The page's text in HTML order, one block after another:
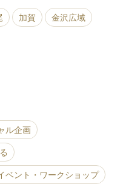
加賀 金沢広域
ル企画
ベント・ワークショップ